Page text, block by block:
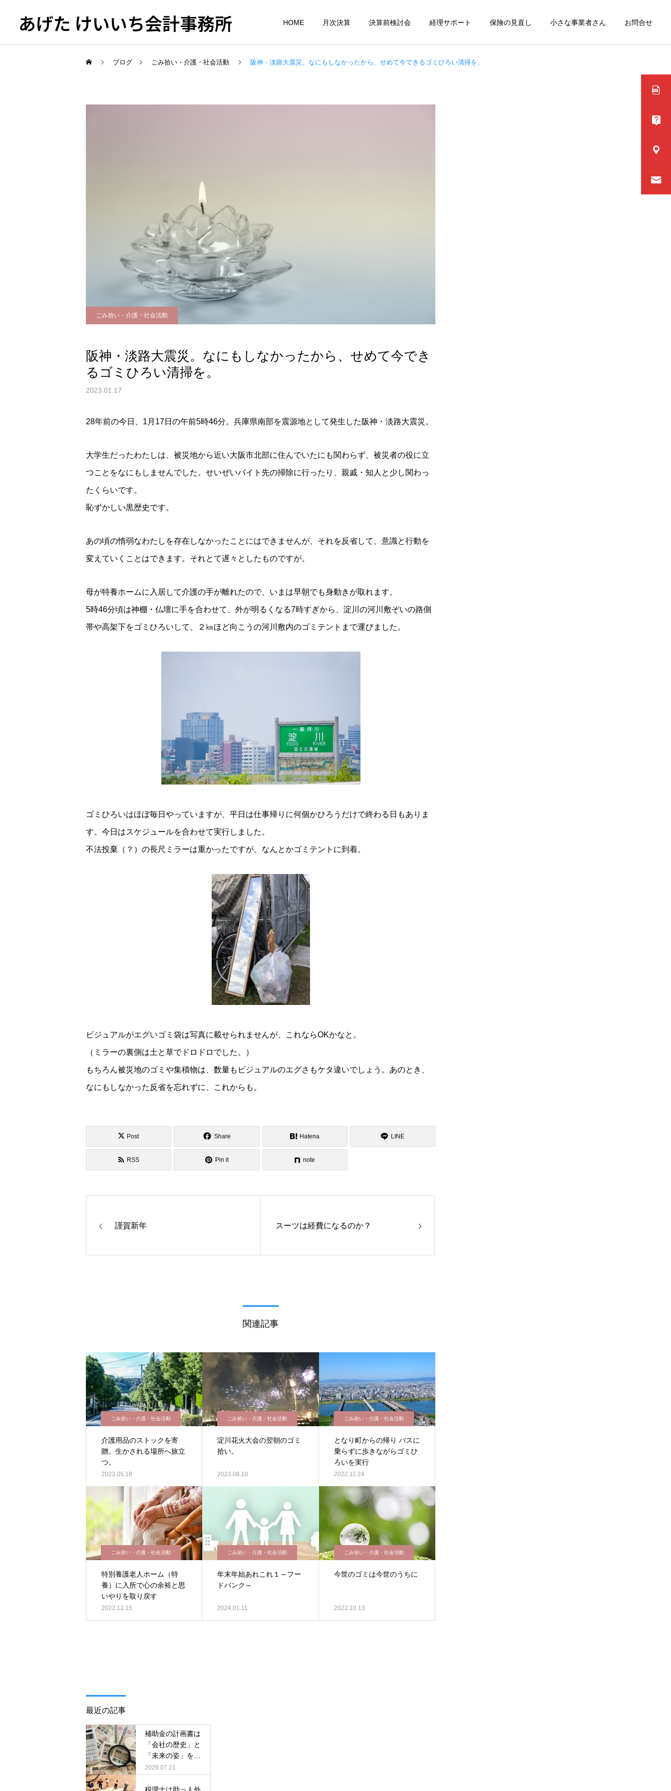
あげた けいいち会計事務所 HOME 月次決算 決算前検討会 経理サポート 保険の見直し 小さな事業者さん お問合せ
ブログ ごみ拾い・介護・社会活動 阪神・淡路大震災。なにもしなかったから、せめて今できるゴミひろい清掃を。
ごみ拾い・介護・社会活動
阪神・淡路大震災。なにもしなかったから、せめて今でき
るゴミひろい清掃を。
2023.01.17
28年前の今日、1月17日の午前5時46分。兵庫県南部を震源地として発生した阪神・淡路大震災。
大学生だったわたしは、被災地から近い大阪市北部に住んでいたにも関わらず、被災者の役に立
つことをなにもしませんでした。せいぜいバイト先の掃除に行ったり、親戚・知人と少し関わっ
たくらいです。
恥ずかしい黒歴史です。
あの頃の惰弱なわたしを存在しなかったことにはできませんが、それを反省して、意識と行動を
変えていくことはできます。それとて遅々としたものですが。
母が特養ホームに入居して介護の手が離れたので、いまは早朝でも身動きが取れます。
5時46分頃は神棚・仏壇に手を合わせて、外が明るくなる7時すぎから、淀川の河川敷ぞいの路側
帯や高架下をゴミひろいして、２㎞ほど向こうの河川敷内のゴミテントまで運びました。
ゴミひろいはほぼ毎日やっていますが、平日は仕事帰りに何個かひろうだけで終わる日もありま
す。今日はスケジュールを合わせて実行しました。
不法投棄（？）の長尺ミラーは重かったですが、なんとかゴミテントに到着。
ビジュアルがエグいゴミ袋は写真に載せられませんが、これならOKかなと。
（ミラーの裏側は土と草でドロドロでした。 ）
もちろん被災地のゴミや集積物は、数量もビジュアルのエグさもケタ違いでしょう。あのとき、
なにもしなかった反省を忘れずに、これからも。
Post Share Hatena LINE
RSS Pin it note
謹賀新年 スーツは経費になるのか？
関連記事
ごみ拾い・介護・社会活動
介護用品のストックを寄
贈。生かされる場所へ旅立
つ。
2023.05.18
ごみ拾い・介護・社会活動
淀川花火大会の翌朝のゴミ
拾い。
2023.08.10
ごみ拾い・介護・社会活動
となり町からの帰り バスに
乗らずに歩きながらゴミひ
ろいを実行
2022.11.24
ごみ拾い・介護・社会活動
特別養護老人ホーム（特
養）に入所で心の余裕と思
いやりを取り戻す
2022.12.15
ごみ拾い・介護・社会活動
年末年始あれこれ１～フー
ドバンク～
2024.01.11
ごみ拾い・介護・社会活動
今世のゴミは今世のうちに
2022.10.13
最近の記事
補助金の計画書は
「会社の歴史」と
「未来の姿」を表
すもの
2026.07.21
税理士は助っ人外